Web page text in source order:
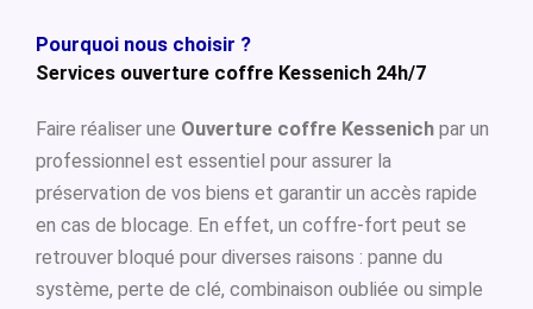
Pourquoi nous choisir ?
Services ouverture coffre Kessenich 24h/7
Faire réaliser une Ouverture coffre Kessenich par un
professionnel est essentiel pour assurer la
préservation de vos biens et garantir un accès rapide
en cas de blocage. En effet, un coffre-fort peut se
retrouver bloqué pour diverses raisons : panne du
système, perte de clé, combinaison oubliée ou simple